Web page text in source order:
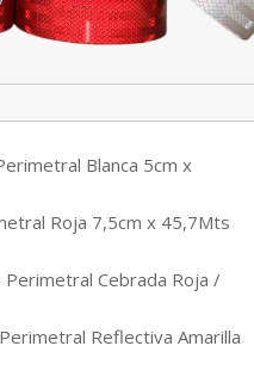
Blanca 5cm x
Roja 7,5cm x 45,7Mts
Perimetral Cebrada Roja /
Reflectiva Amarilla